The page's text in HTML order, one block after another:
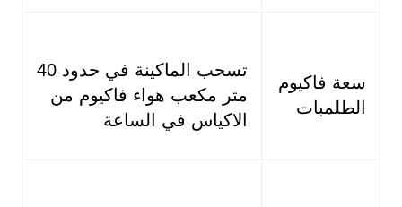
سعة فاكيوم
الطلمبات
تسحب الماكينة في حدود 40
متر مكعب هواء فاكيوم من
الاكياس في الساعة